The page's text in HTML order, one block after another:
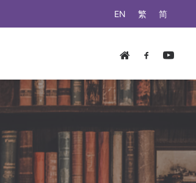
EN 繁 简